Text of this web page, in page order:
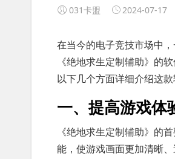
031卡盟 2024-07-17
在当今的电子竞技市场中
《绝地求生定制辅助》的
以下几个方面详细介绍这款
一、提高游戏体
《绝地求生定制辅助》的
能，使游戏画面更加清晰